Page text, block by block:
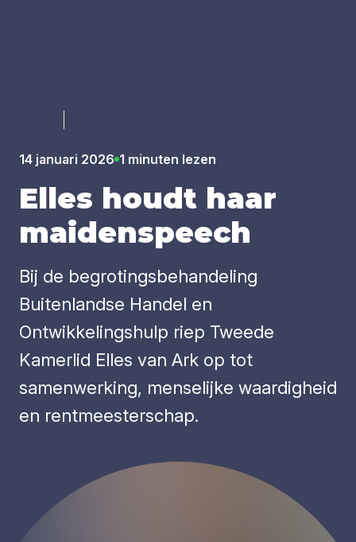
14 januari 2026 1 minuten lezen
Elles houdt haar
mai­den­speech
Bij de begrotingsbehandeling
Buitenlandse Handel en
Ontwikkelingshulp riep Tweede
Kamerlid Elles van Ark op tot
samenwerking, menselijke waardigheid
en rentmeesterschap.